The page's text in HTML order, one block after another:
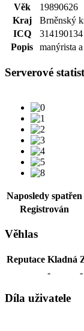
Věk
19890626
Kraj
Brněnský
ICQ
314190134
Popis
manýrista
Serverové
Naposledy spatřen
Registrován
Věhlas
Reputace Kladná
-
-
Díla uživatele